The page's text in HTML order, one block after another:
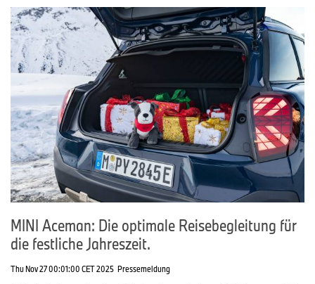
MINI Aceman: Die optimale Reisebegleitung für
die festliche Jahreszeit.
Thu Nov 27 00:01:00 CET 2025 Pressemeldung